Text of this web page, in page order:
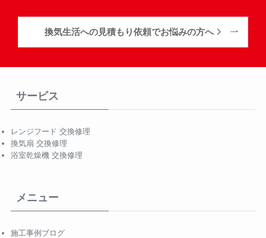
換気生活への見積もり依頼でお悩みの方へ
サービス
レンジフード 交換修理
換気扇 交換修理
浴室乾燥機 交換修理
メニュー
施工事例ブログ